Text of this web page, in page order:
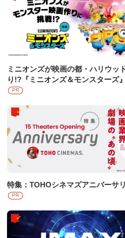
ミニオンズが映画の都・ハリウッ
り!?『ミニオンズ＆モンスターズ
PR
特集：TOHOシネマズアニバーサ
PR